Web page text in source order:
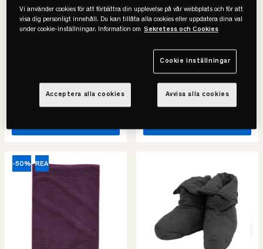
Påslakanset
• Naturnära färger
Spara 400 kr
Lägsta pris senaste 30 dagar
• Rejäl & lyxig känsla
• Vattenabsorberande
2.500 kr
-50% REA
Vi använder cookies för att förbättra din upplevelse på vår webbplats och för att
visa dig personligt innehåll. Du kan tillåta alla cookies eller uppdatera dina val
under cookie-inställningar. Information om Sekretess och Cookies
Cookie inställningar
Avvisa alla cookies
Acceptera alla cookies